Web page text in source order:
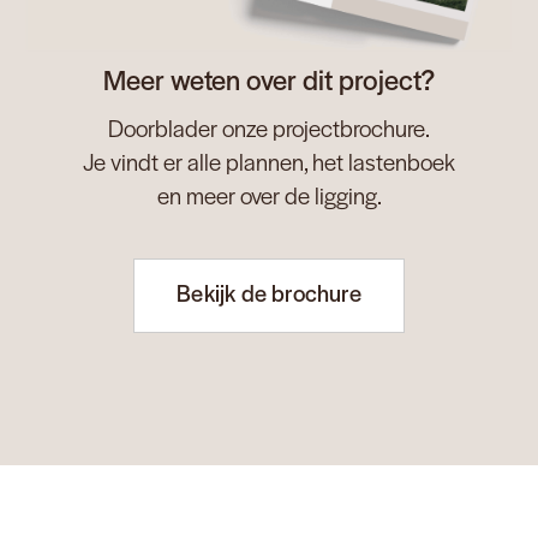
Meer weten over dit project?
Doorblader onze projectbrochure.
Je vindt er alle plannen, het lastenboek
en meer over de ligging.
Bekijk de brochure